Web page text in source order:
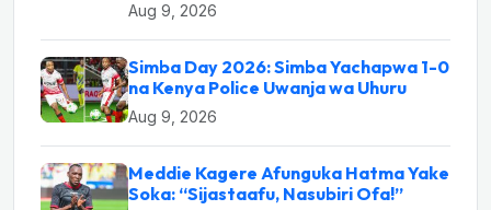
Aug 9, 2026
Simba Day 2026: Simba Yachapwa 1-0
na Kenya Police Uwanja wa Uhuru
Aug 9, 2026
Meddie Kagere Afunguka Hatma Yake
Soka: “Sijastaafu, Nasubiri Ofa!”